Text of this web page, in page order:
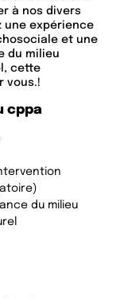
à nos divers
une expérience
et une
du milieu
cette
vous.!
cppa
du milieu